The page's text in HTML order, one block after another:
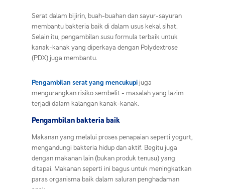
Serat dalam bijirin, buah-buahan dan sayur-sayuran
membantu bakteria baik di dalam usus kekal sihat.
Selain itu, pengambilan susu formula terbaik untuk
kanak-kanak yang diperkaya dengan Polydextrose
(PDX) juga membantu.
Pengambilan serat yang mencukupijuga
mengurangkan risiko sembelit - masalah yang lazim
terjadi dalam kalangan kanak-kanak.
Pengambilan bakteria baik
Makanan yang melalui proses penapaian seperti yogurt,
mengandungi bakteria hidup dan aktif. Begitu juga
dengan makanan lain (bukan produk tenusu) yang
ditapai. Makanan seperti ini bagus untuk meningkatkan
paras organisma baik dalam saluran penghadaman